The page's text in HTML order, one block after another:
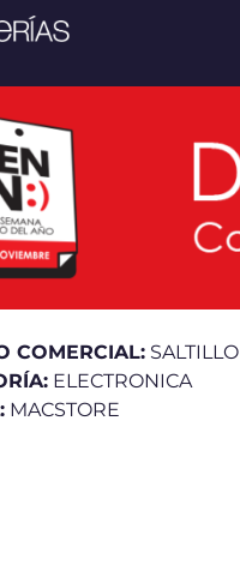
COMERCIAL: SALTILLO
ELECTRONICA
MACSTORE